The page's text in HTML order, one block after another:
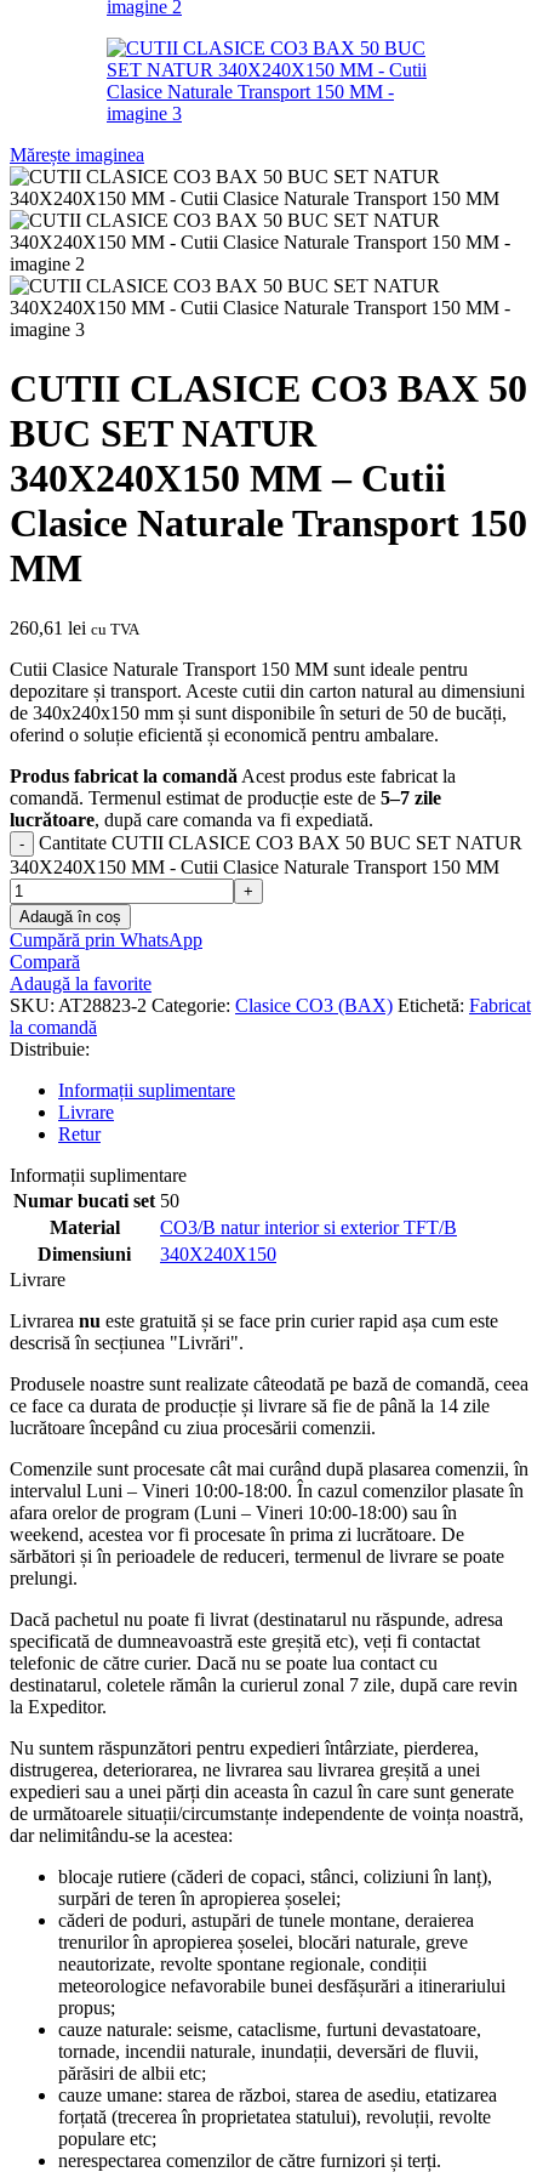
Mărește imaginea
CUTII CLASICE CO3 BAX 50
BUC SET NATUR
340X240X150 MM – Cutii
Clasice Naturale Transport 150
MM
260,61 lei cu TVA
Cutii Clasice Naturale Transport 150 MM sunt ideale pentru
depozitare și transport. Aceste cutii din carton natural au dimensiuni
de 340x240x150 mm și sunt disponibile în seturi de 50 de bucăți,
oferind o soluție eficientă și economică pentru ambalare.
Produs fabricat la comandă Acest produs este fabricat la
comandă. Termenul estimat de producție este de 5–7 zile
lucrătoare, după care comanda va fi expediată.
Cantitate CUTII CLASICE CO3 BAX 50 BUC SET NATUR
340X240X150 MM - Cutii Clasice Naturale Transport 150 MM
Adaugă în coș
Cumpără prin WhatsApp
Compară
Adaugă la favorite
SKU: AT28823-2 Categorie: Clasice CO3 (BAX) Etichetă: Fabricat
la comandă
Distribuie:
Informații suplimentare
Livrare
Retur
Informații suplimentare
Numar bucati set 50
Material
CO3/B natur interior si exterior TFT/B
Dimensiuni
340X240X150
Livrare
Livrarea nu este gratuită și se face prin curier rapid așa cum este
descrisă în secțiunea "Livrări".
Produsele noastre sunt realizate câteodată pe bază de comandă, ceea
ce face ca durata de producție și livrare să fie de până la 14 zile
lucrătoare începând cu ziua procesării comenzii.
Comenzile sunt procesate cât mai curând după plasarea comenzii, în
intervalul Luni – Vineri 10:00-18:00. În cazul comenzilor plasate în
afara orelor de program (Luni – Vineri 10:00-18:00) sau în
weekend, acestea vor fi procesate în prima zi lucrătoare. De
sărbători și în perioadele de reduceri, termenul de livrare se poate
prelungi.
Dacă pachetul nu poate fi livrat (destinatarul nu răspunde, adresa
specificată de dumneavoastră este greșită etc), veți fi contactat
telefonic de către curier. Dacă nu se poate lua contact cu
destinatarul, coletele rămân la curierul zonal 7 zile, după care revin
la Expeditor.
Nu suntem răspunzători pentru expedieri întârziate, pierderea,
distrugerea, deteriorarea, ne livrarea sau livrarea greșită a unei
expedieri sau a unei părți din aceasta în cazul în care sunt generate
de următoarele situații/circumstanțe independente de voința noastră,
dar nelimitându-se la acestea:
blocaje rutiere (căderi de copaci, stânci, coliziuni în lanț),
surpări de teren în apropierea șoselei;
căderi de poduri, astupări de tunele montane, deraierea
trenurilor în apropierea șoselei, blocări naturale, greve
neautorizate, revolte spontane regionale, condiții
meteorologice nefavorabile bunei desfășurări a itinerariului
propus;
cauze naturale: seisme, cataclisme, furtuni devastatoare,
tornade, incendii naturale, inundații, deversări de fluvii,
părăsiri de albii etc;
cauze umane: starea de război, starea de asediu, etatizarea
forțată (trecerea în proprietatea statului), revoluții, revolte
populare etc;
nerespectarea comenzilor de către furnizori și terți.